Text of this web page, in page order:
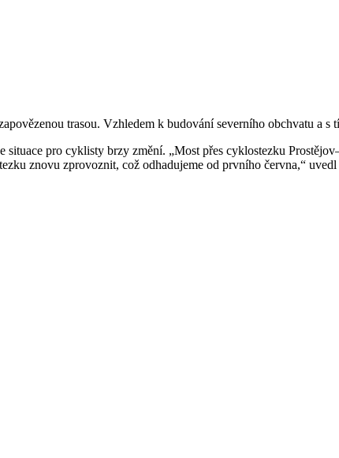
trasou. Vzhledem k budování severního obchvatu a
situace pro cyklisty brzy změní. „Most přes cyklostezku
znovu zprovoznit, což odhadujeme od prvního června,“